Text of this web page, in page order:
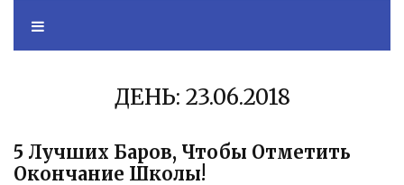
ДЕНЬ: 23.06.2018
5 Лучших Баров, Чтобы Отметить
Окончание Школы!